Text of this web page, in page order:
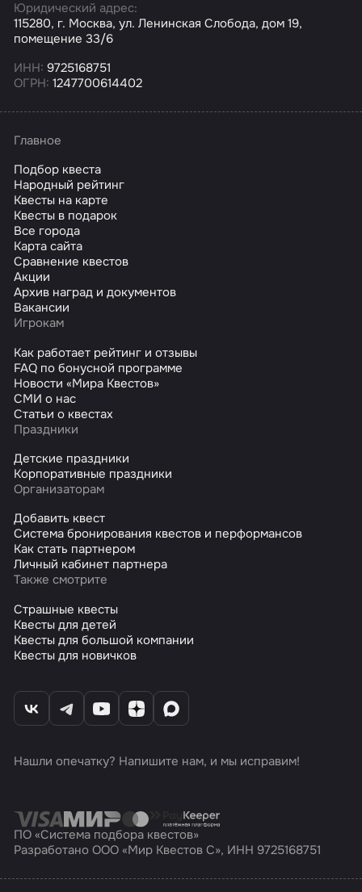
Юридический адрес:
115280, г. Москва, ул. Ленинская Слобода, дом 19,
помещение 33/6
ИНН: 9725168751
ОГРН: 1247700614402
Главное
Подбор квеста
Народный рейтинг
Квесты на карте
Квесты в подарок
Все города
Карта сайта
Сравнение квестов
Акции
Архив наград и документов
Вакансии
Игрокам
Как работает рейтинг и отзывы
FAQ по бонусной программе
Новости «Мира Квестов»
СМИ о нас
Статьи о квестах
Праздники
Детские праздники
Корпоративные праздники
Организаторам
Добавить квест
Система бронирования квестов и перформансов
Как стать партнером
Личный кабинет партнера
Также смотрите
Страшные квесты
Квесты для детей
Квесты для большой компании
Квесты для новичков
Нашли опечатку? Напишите нам, и мы исправим!
ПО «Система подбора квестов»
Разработано ООО «Мир Квестов С», ИНН 9725168751